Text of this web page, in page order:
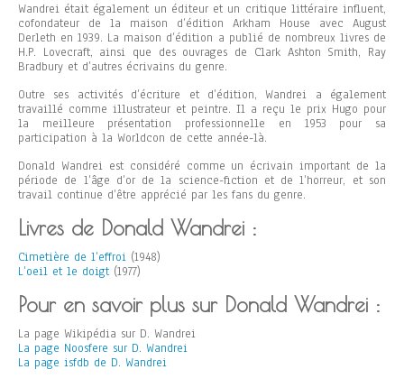
Wandrei était également un éditeur et un critique littéraire influent,
cofondateur de la maison d’édition Arkham House avec August
Derleth en 1939. La maison d’édition a publié de nombreux livres de
H.P. Lovecraft, ainsi que des ouvrages de Clark Ashton Smith, Ray
Bradbury et d’autres écrivains du genre.
Outre ses activités d’écriture et d’édition, Wandrei a également
travaillé comme illustrateur et peintre. Il a reçu le prix Hugo pour
la meilleure présentation professionnelle en 1953 pour sa
participation à la Worldcon de cette année-là.
Donald Wandrei est considéré comme un écrivain important de la
période de l’âge d’or de la science-fiction et de l’horreur, et son
travail continue d’être apprécié par les fans du genre.
Livres de Donald Wandrei :
Cimetière de l’effroi (1948)
L’oeil et le doigt (1977)
Pour en savoir plus sur Donald Wandrei :
La page Wikipédia sur D. Wandrei
La page Noosfere sur D. Wandrei
La page isfdb de D. Wandrei